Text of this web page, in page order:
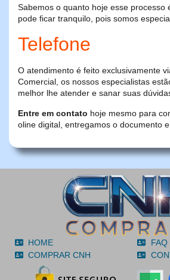
Sabemos o quanto hoje esse processo
pode ficar tranquilo, pois somos
Telefone
O atendimento é feito exclusivamente
Comercial, os nossos especialistas
melhor lhe atender e sanar suas
Entre em contato hoje mesmo para
oline digital, entregamos o documento
HOME
COMPRAR CNH
FAQ